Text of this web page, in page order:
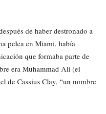
de haber destronado a
pelea en Miami, había
que formaba parte de
era Muhammad Alí (el
de Cassius Clay, “un nombre